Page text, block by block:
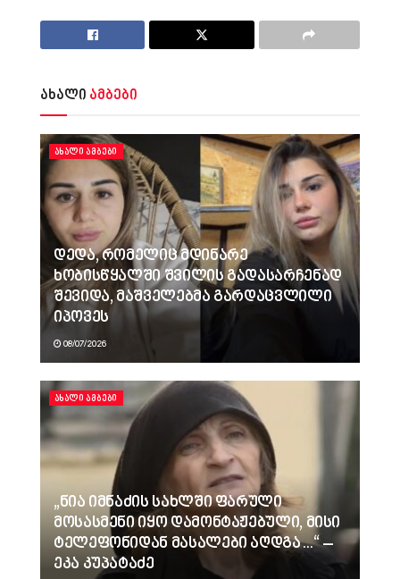
ახალი ამბები
ᲐᲮᲐᲚᲘ ᲐᲛᲑᲔᲑᲘ
დედა, რომელიც მდინარე
ხობისწყალში შვილის გადასარჩენად
შევიდა, მაშველებმა გარდაცვლილი
იპოვეს
08/07/2026
ᲐᲮᲐᲚᲘ ᲐᲛᲑᲔᲑᲘ
„ნია იმნაძის სახლში ფარული
მოსასმენი იყო დამონტაჟებული, მისი
ტელეფონიდან მასალები აღდგა…“ –
ეკა კუპატაძე